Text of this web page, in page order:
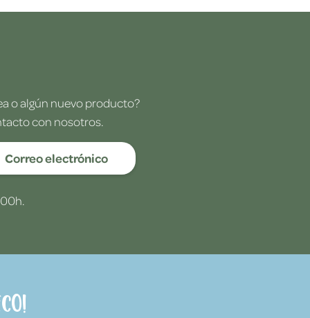
o algún nuevo producto?
con nosotros.
Correo electrónico